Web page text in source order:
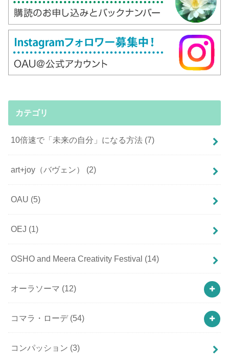
カテゴリ
10倍速で「未来の自分」になる方法 (7)
art+joy（バヴェン） (2)
OAU (5)
OEJ (1)
OSHO and Meera Creativity Festival (14)
オーラソーマ (12)
コマラ・ローデ (54)
コンパッション (3)